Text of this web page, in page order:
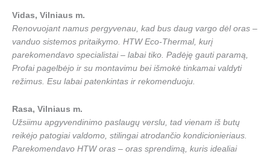
Vidas, Vilniaus m.
Renovuojant namus pergyvenau, kad bus daug vargo dėl oras –
vanduo sistemos pritaikymo. HTW Eco-Thermal, kurį
parekomendavo specialistai – labai tiko. Padėję gauti paramą,
Profai pagelbėjo ir su montavimu bei išmokė tinkamai valdyti
režimus. Esu labai patenkintas ir rekomenduoju.
Rasa, Vilniaus m.
Užsiimu apgyvendinimo paslaugų verslu, tad vienam iš butų
reikėjo patogiai valdomo, stilingai atrodančio kondicionieriaus.
Parekomendavo HTW oras – oras sprendimą, kuris idealiai